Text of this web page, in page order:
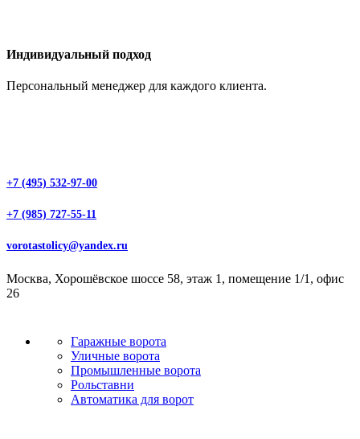
Индивидуальный подход
Персональный менеджер для каждого клиента.
+7 (495) 532-97-00
+7 (985) 727-55-11
vorotastolicy@yandex.ru
Москва, Хорошёвское шоссе 58, этаж 1, помещение 1/1, офис
26
Гаражные ворота
Уличные ворота
Промышленные ворота
Рольставни
Автоматика для ворот